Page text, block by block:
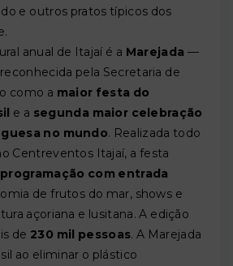
e outros pratos típicos dos
anual de Itajaí é a Marejada —
pela Secretaria de
como a maior festa do
e a segunda maior celebração
no mundo. Realizada todo
Centreventos Itajaí, a festa
programação com entrada
de frutos do mar, shows e
açoriana e lusitana. A edição
de 230 mil pessoas. A Marejada
ao eliminar o plástico